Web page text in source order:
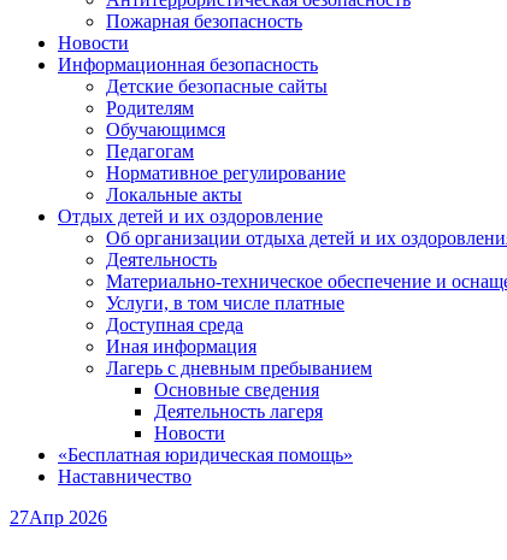
Пожарная безопасность
Новости
Информационная безопасность
Детские безопасные сайты
Родителям
Обучающимся
Педагогам
Нормативное регулирование
Локальные акты
Отдых детей и их оздоровление
Об организации отдыха детей и их
Деятельность
Материально-техническое обеспечение и
Услуги, в том числе платные
Доступная среда
Иная информация
Лагерь с дневным пребыванием
Основные сведения
Деятельность лагеря
Новости
«Бесплатная юридическая помощь»
Наставничество
27Апр 2026